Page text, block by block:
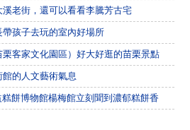
老街，還可以看看李騰芳古宅
孩子去玩的室內好場所
客家文化園區）好大好逛的苗栗景點
的人文藝術氣息
餅博物館楊梅館立刻聞到濃郁糕餅香